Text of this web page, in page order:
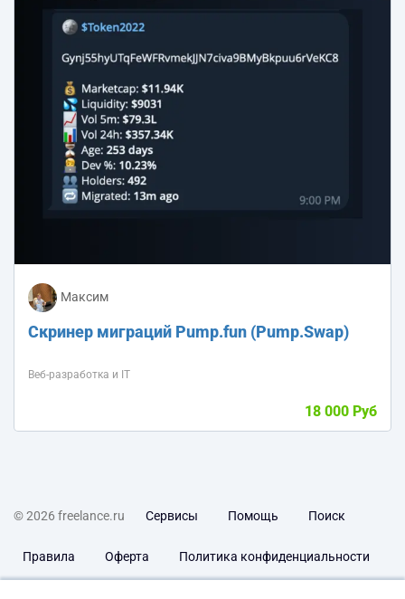
Максим
Скринер миграций Pump.fun (Pump.Swap)
Веб-разработка и IT
18 000 Руб
© 2026 freelance.ru Сервисы Помощь Поиск
Правила Оферта Политика конфиденциальности